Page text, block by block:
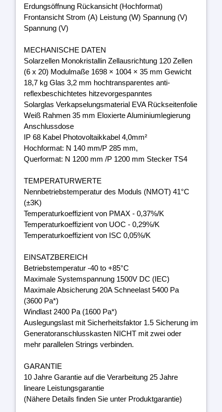
Erdungsöffnung Rückansicht (Hochformat)
Frontansicht Strom (A) Leistung (W) Spannung (V)
Spannung (V)
MECHANISCHE DATEN
Solarzellen Monokristallin Zellausrichtung 120 Zellen
(6 x 20) Modulmaße 1698 × 1004 × 35 mm Gewicht
18,7 kg Glas 3,2 mm hochtransparentes anti-
reflexbeschichtetes hitzevorgespanntes
Solarglas Verkapselungsmaterial EVA Rückseitenfolie
Weiß Rahmen 35 mm Eloxierte Aluminiumlegierung
Anschlussdose
IP 68 Kabel Photovoltaikkabel 4,0mm²
Hochformat: N 140 mm/P 285 mm,
Querformat: N 1200 mm /P 1200 mm Stecker TS4
TEMPERATURWERTE
Nennbetriebstemperatur des Moduls (NMOT) 41°C
(±3K)
Temperaturkoeffizient von PMAX - 0,37%/K
Temperaturkoeffizient von UOC - 0,29%/K
Temperaturkoeffizient von ISC 0,05%/K
EINSATZBEREICH
Betriebstemperatur -40 to +85°C
Maximale Systemspannung 1500V DC (IEC)
Maximale Absicherung 20A Schneelast 5400 Pa
(3600 Pa*)
Windlast 2400 Pa (1600 Pa*)
Auslegungslast mit Sicherheitsfaktor 1.5 Sicherung im
Generatoranschlusskasten NICHT mit zwei oder
mehr parallelen Strings verbinden.
GARANTIE
10 Jahre Garantie auf die Verarbeitung 25 Jahre
lineare Leistungsgarantie
(Nähere Details finden Sie unter Produktgarantie)